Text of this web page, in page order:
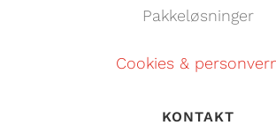
Pakkeløsninger
Cookies &
KONTAKT